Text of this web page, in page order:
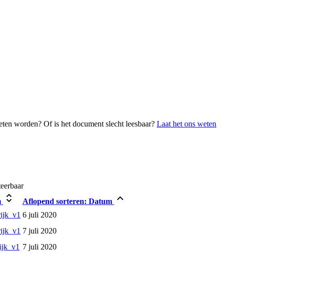
worden? Of is het document slecht leesbaar? Laat het ons weten
Aflopend sorteren: Datum
6 juli 2020
7 juli 2020
7 juli 2020